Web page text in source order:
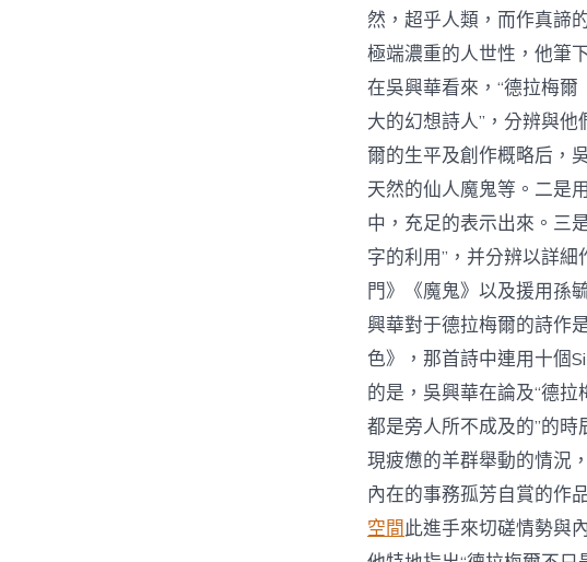
然，超乎人類，而作真諦
極端濃重的人世性，他筆
在吳興華看來，“德拉梅
大的幻想詩人”，分辨與他
爾的生平及創作概略后，
天然的仙人魔鬼等。二是
中，充足的表示出來。三
字的利用”，并分辨以詳
門》《魔鬼》以及援用孫
興華對于德拉梅爾的詩作
色》，那首詩中連用十個
的是，吳興華在論及“德
都是旁人所不成及的”的
現疲憊的羊群舉動的情況
內在的事務孤芳自賞的作
空間此進手來切磋情勢與